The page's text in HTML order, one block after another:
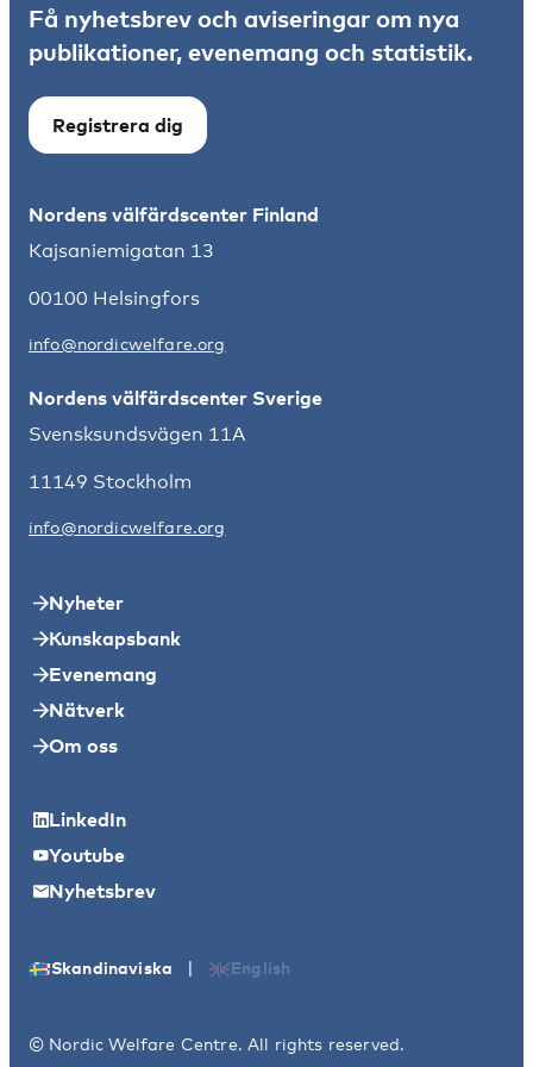
Få nyhetsbrev och aviseringar om nya
publikationer, evenemang och statistik.
Registrera dig
Nordens välfärdscenter Finland
Kajsaniemigatan 13
00100 Helsingfors
info@nordicwelfare.org
Nordens välfärdscenter Sverige
Svensksundsvägen 11A
11149 Stockholm
info@nordicwelfare.org
Nyheter
Kunskapsbank
Evenemang
Nätverk
Om oss
LinkedIn
Youtube
Nyhetsbrev
© Nordic Welfare Centre. All rights reserved.
Skandinaviska | English